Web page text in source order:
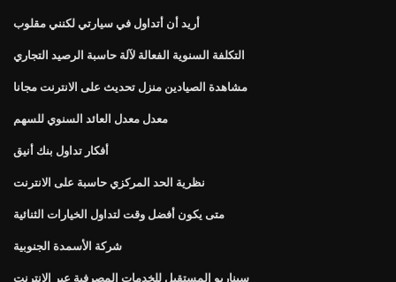
أريد أن أتداول في سيارتي لكنني مقلوب
التكلفة السنوية الفعالة لآلة حاسبة الرصيد التجاري
مشاهدة الصيادين منزل تحديث على الانترنت مجانا
معدل معدل العائد السنوي للسهم
أفكار تداول بنك أنيق
نظرية الحد المركزي حاسبة على الانترنت
متى يكون أفضل وقت لتداول الخيارات الثنائية
شركة الأسمدة الجنوبية
سيناريو المستقبل للخدمات المصرفية عبر الإنترنت